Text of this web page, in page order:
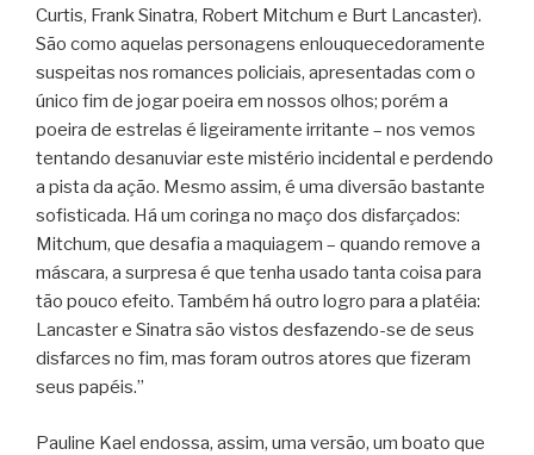
Curtis, Frank Sinatra, Robert Mitchum e Burt Lancaster).
São como aquelas personagens enlouquecedoramente
suspeitas nos romances policiais, apresentadas com o
único fim de jogar poeira em nossos olhos; porém a
poeira de estrelas é ligeiramente irritante – nos vemos
tentando desanuviar este mistério incidental e perdendo
a pista da ação. Mesmo assim, é uma diversão bastante
sofisticada. Há um coringa no maço dos disfarçados:
Mitchum, que desafia a maquiagem – quando remove a
máscara, a surpresa é que tenha usado tanta coisa para
tão pouco efeito. Também há outro logro para a platéia:
Lancaster e Sinatra são vistos desfazendo-se de seus
disfarces no fim, mas foram outros atores que fizeram
seus papéis.”
Pauline Kael endossa, assim, uma versão, um boato que